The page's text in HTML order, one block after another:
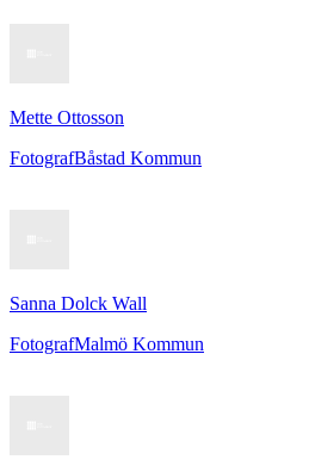
Mette Ottosson
FotografBåstad Kommun
Sanna Dolck Wall
FotografMalmö Kommun